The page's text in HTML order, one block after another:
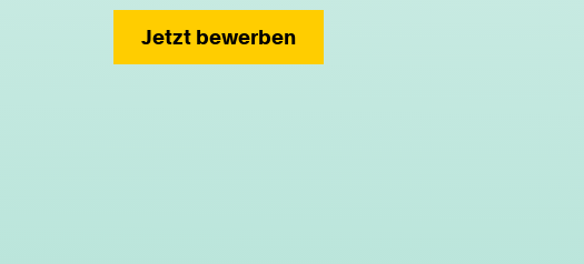
Jetzt bewerben